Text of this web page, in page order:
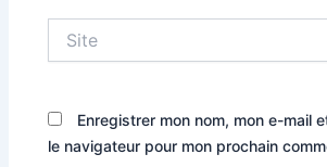
Enregistrer mon nom, mon e-mail
le navigateur pour mon prochain